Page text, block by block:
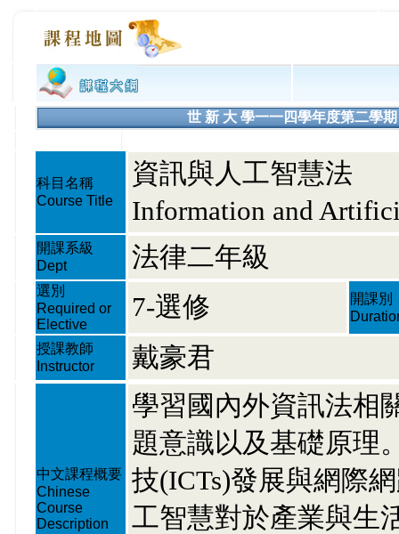
世 新 大 學一一四學年度第二學
科目名稱
Course Title
資訊與人工智慧法
Information and
開課系級
Dept
法律二年級
選別
Required or
Elective
7-選修
開課別
授課教師
Instructor
戴豪君
中文課程概要
Chinese
Course
Description
學習國內外資訊法相
題意識以及基礎原理
技(ICTs)發展與網際
工智慧對於產業與生